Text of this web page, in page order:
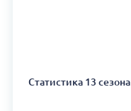
Статистика 13 сезона